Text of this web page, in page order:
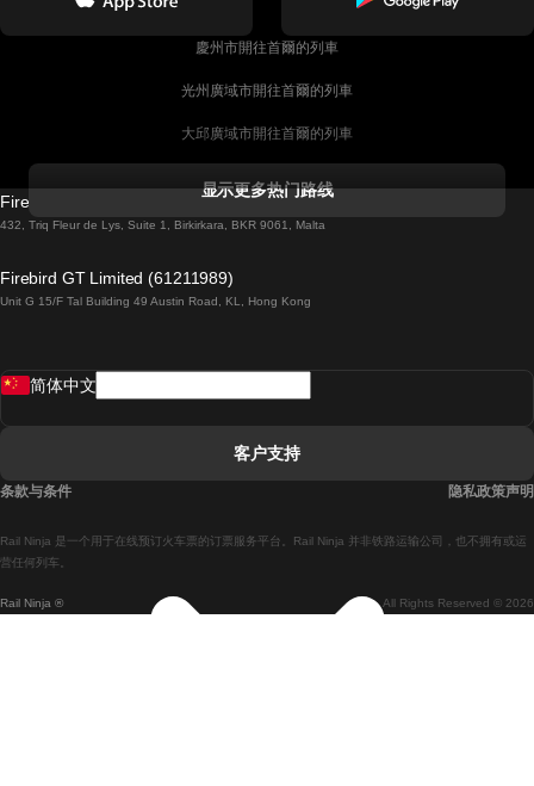
慶州市開往首爾的列車
光州廣域市開往首爾的列車
大邱廣域市開往首爾的列車
都柏林開往戈尔韦的列車
羅馬開往拿坡里的列車
馬德里開往巴塞罗那的列車
显示更多热门路线
Firebird GT Limited (OC 1451)
432, Triq Fleur de Lys, Suite 1, Birkirkara, BKR 9061, Malta
Firebird GT Limited (61211989)
Unit G 15/F Tal Building 49 Austin Road, KL, Hong Kong
Rail Ninja ® All Rights Reserved © 2026
Rail Ninja 是一个用于在线预订火车票的订票服务平台。Rail Ninja 并非铁路运输公司，也不拥有或运
营任何列车。
简体中文
客户支持
条款与条件 隐私政策声明